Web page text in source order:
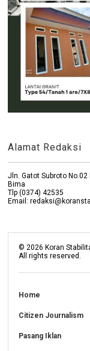
Alamat Redaksi
Jln. Gatot Subroto
Bima
Tlp (0374) 42535
Email:
©2026 Koran
All rights reserved.
Home
Citizen Journalism
Pasang Iklan